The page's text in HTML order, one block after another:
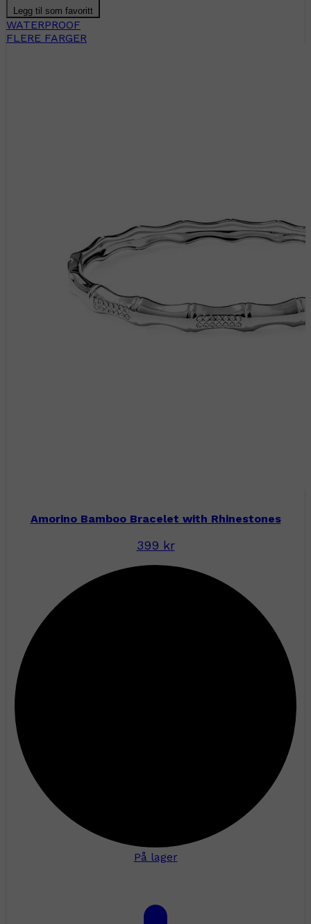
Legg til som favoritt
WATERPROOF
FLERE FARGER
Amorino Bamboo Bracelet with Rhinestones
399 kr
På lager